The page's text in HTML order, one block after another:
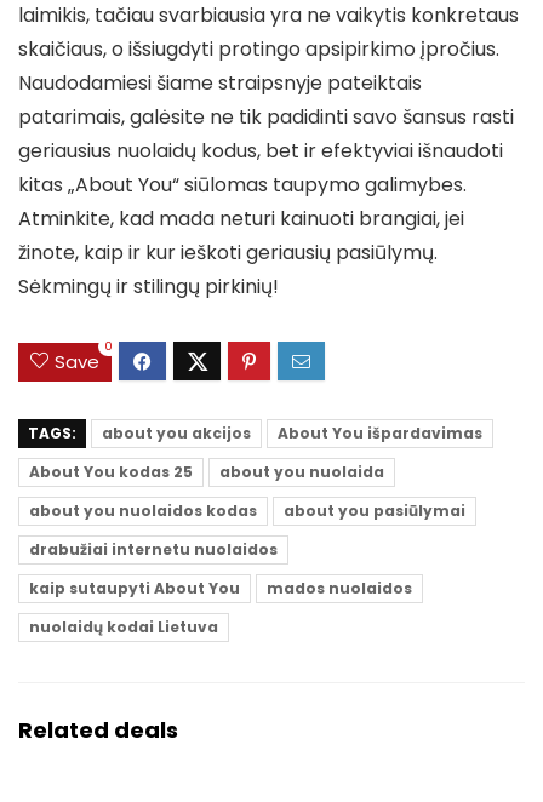
laimikis, tačiau svarbiausia yra ne vaikytis konkretaus
skaičiaus, o išsiugdyti protingo apsipirkimo įpročius.
Naudodamiesi šiame straipsnyje pateiktais
patarimais, galėsite ne tik padidinti savo šansus rasti
geriausius nuolaidų kodus, bet ir efektyviai išnaudoti
kitas „About You“ siūlomas taupymo galimybes.
Atminkite, kad mada neturi kainuoti brangiai, jei
žinote, kaip ir kur ieškoti geriausių pasiūlymų.
Sėkmingų ir stilingų pirkinių!
Save
0
TAGS: about you akcijos
About You išpardavimas
About You kodas 25
about you nuolaida
about you nuolaidos kodas
about you pasiūlymai
drabužiai internetu nuolaidos
kaip sutaupyti About You
mados nuolaidos
nuolaidų kodai Lietuva
Related deals